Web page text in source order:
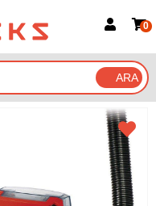
İle Bağlan
0